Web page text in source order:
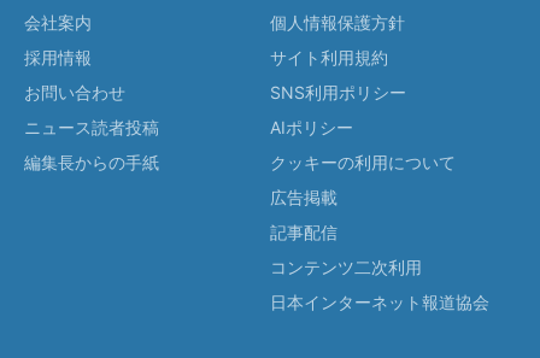
会社案内
採用情報
お問い合わせ
ニュース読者投稿
編集長からの手紙
個人情報保護方針
サイト利用規約
SNS利用ポリシー
AIポリシー
クッキーの利用について
広告掲載
記事配信
コンテンツ二次利用
日本インターネット報道協会